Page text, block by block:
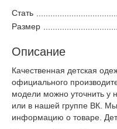
Стать
Размер
Описание
Качественная детская
официального
модели можно уточнить у
или в нашей группе ВК.
информацию о товаре.